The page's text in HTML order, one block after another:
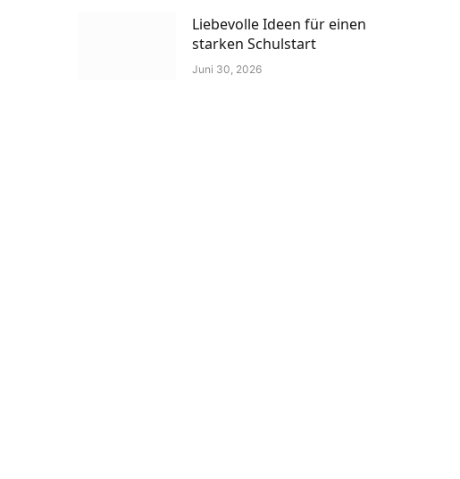
Liebevolle Ideen für einen
starken Schulstart
Juni 30, 2026